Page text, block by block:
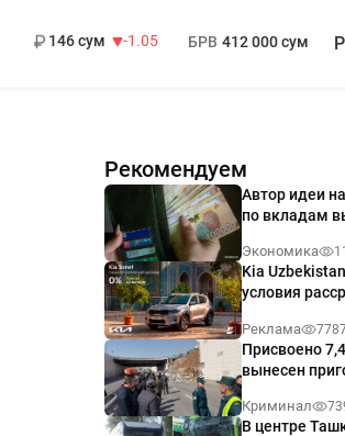
146 сум
-1.05
БРВ 412 000 сум
Рекомендуем
Автор идеи
по вкладам
Экономика
Kia
условия
годовых
Реклама
Присвоено
вынесен
Ташкенте
Криминал
В центре